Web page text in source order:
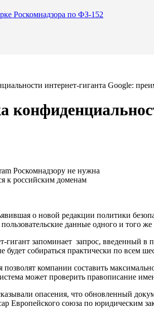
Роскомнадзора по ФЗ-152
интернет-гиганта Google:
Роскомнадзору не нужна
к российским доменам
о новой редакции политики
данные одного и того
гигант запоминает запрос, введенный в
будет собираться практически по всем
компании составить
может проверить правописание
опасения, что обновленный
Европейского союза по юридическим